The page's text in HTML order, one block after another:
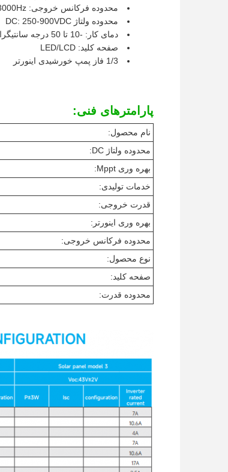
محدوده فرکانس خروجی: G Type:0 ≈ 3000Hz
محدوده ولتاژ DC: 250-900VDC
دمای کار: -10 تا 50 درجه سانتیگراد
صفحه کلید: LED/LCD
1/3 فاز پمپ خورشیدی اینورتر
پارامترهای فنی:
نام محصول:
محدوده ولتاژ DC:
بهره وری Mppt:
خدمات تولیدی:
قدرت خروجی:
بهره وری اینورتر:
محدوده فرکانس خروجی:
نوع محصول:
صفحه کلید:
محدوده قدرت: